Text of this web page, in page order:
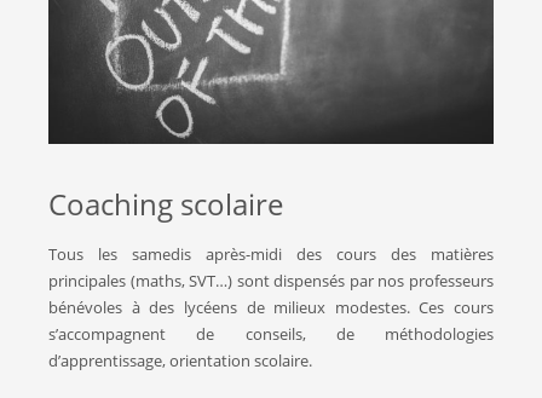
Coaching scolaire
Tous les samedis après-midi des cours des matières
principales (maths, SVT…) sont dispensés par nos professeurs
bénévoles à des lycéens de milieux modestes. Ces cours
s’accompagnent de conseils, de méthodologies
d’apprentissage, orientation scolaire.